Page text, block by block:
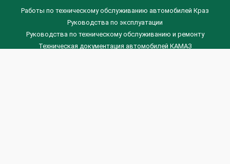
Работы по техническому обслуживанию автомобилей Краз
Руководства по эксплуатации
Руководства по техническому обслуживанию и ремонту
Техническая документация автомобилей КАМАЗ